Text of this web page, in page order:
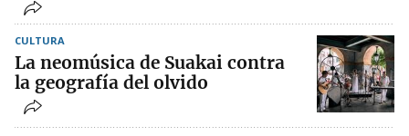
CULTURA
La neomúsica de Suakai contra
la geografía del olvido